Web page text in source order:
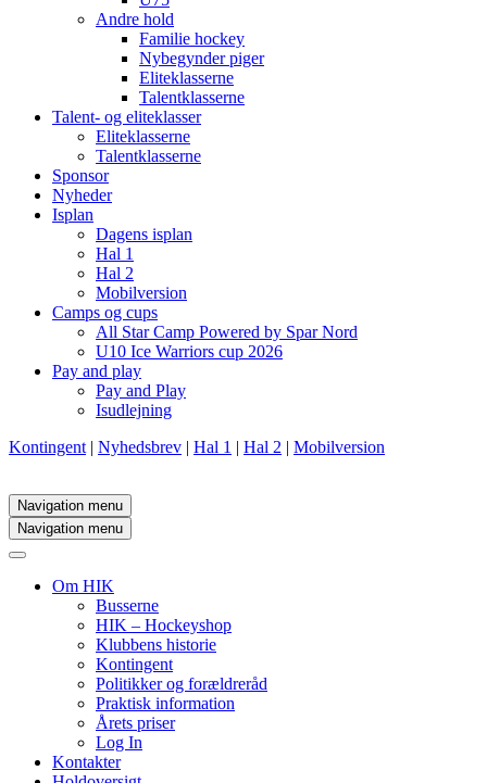
Andre hold
Familie hockey
Nybegynder piger
Eliteklasserne
Talentklasserne
Talent- og eliteklasser
Eliteklasserne
Talentklasserne
Sponsor
Nyheder
Isplan
Dagens isplan
Hal 1
Hal 2
Mobilversion
Camps og cups
All Star Camp Powered by Spar Nord
U10 Ice Warriors cup 2026
Pay and play
Pay and Play
Isudlejning
Kontingent | Nyhedsbrev | Hal 1 | Hal 2 | Mobilversion
Navigation menu
Navigation menu
Om HIK
Busserne
HIK – Hockeyshop
Klubbens historie
Kontingent
Politikker og forældreråd
Praktisk information
Årets priser
Log In
Kontakter